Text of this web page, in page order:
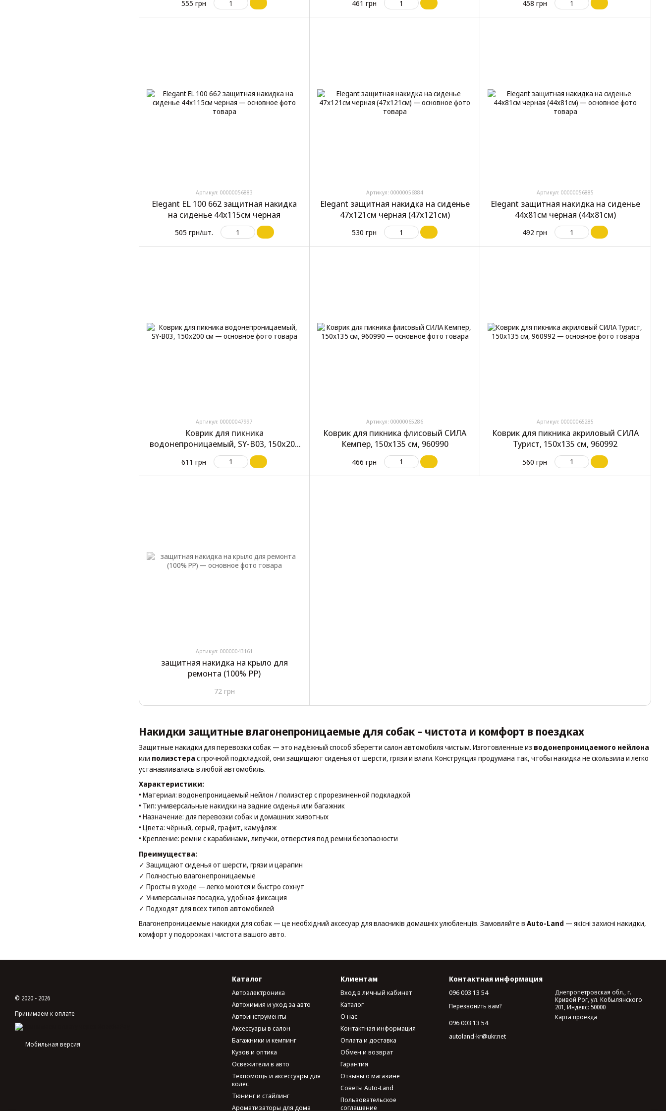
Накидки защитные влагонепроницаемые для собак – чистота и комфорт в поездках
Защитные накидки для перевозки собак — это надёжный способ зберегти салон автомобиля чистым. Изготовленные из водонепроницаемого нейлона
или полиэстера с прочной подкладкой, они защищают сиденья от шерсти, грязи и влаги. Конструкция продумана так, чтобы накидка не скользила и легко
устанавливалась в любой автомобиль.
Характеристики:
• Материал: водонепроницаемый нейлон / полиэстер с прорезиненной подкладкой
• Тип: универсальные накидки на задние сиденья или багажник
• Назначение: для перевозки собак и домашних животных
• Цвета: чёрный, серый, графит, камуфляж
• Крепление: ремни с карабинами, липучки, отверстия под ремни безопасности
Преимущества:
✓ Защищают сиденья от шерсти, грязи и царапин
✓ Полностью влагонепроницаемые
✓ Просты в уходе — легко моются и быстро сохнут
✓ Универсальная посадка, удобная фиксация
✓ Подходят для всех типов автомобилей
Влагонепроницаемые накидки для собак — це необхідний аксесуар для власників домашніх улюбленців. Замовляйте в Auto-Land — якісні захисні накидки,
комфорт у подорожах і чистота вашого авто.
555 грн 461 грн 458 грн
Артикул: 00000056883
Elegant EL 100 662 защитная накидка
на сиденье 44х115см черная
505 грн/шт.
Артикул: 00000056884
Elegant защитная накидка на сиденье
47х121см черная (47х121см)
530 грн
Артикул: 00000056885
Elegant защитная накидка на сиденье
44х81см черная (44х81см)
492 грн
Артикул: 00000047997
Коврик для пикника
водонепроницаемый, SY-B03, 150х200
см
611 грн
Артикул: 00000065286
Коврик для пикника флисовый СИЛА
Кемпер, 150х135 см, 960990
466 грн
Артикул: 00000065285
Коврик для пикника акриловый СИЛА
Турист, 150х135 см, 960992
560 грн
Артикул: 00000043161
защитная накидка на крыло для
ремонта (100% РР)
72 грн
© 2020 - 2026
Принимаем к оплате
Мобильная версия
Каталог
Автоэлектроника
Автохимия и уход за авто
Автоинструменты
Аксессуары в салон
Багажники и кемпинг
Кузов и оптика
Освежители в авто
Техпомощь и аксессуары для
колес
Тюнинг и стайлинг
Ароматизаторы для дома
Клиентам
Вход в личный кабинет
Каталог
О нас
Контактная информация
Оплата и доставка
Обмен и возврат
Гарантия
Отзывы о магазине
Советы Auto-Land
Пользовательское
соглашение
Контактная информация
096 003 13 54
Перезвонить вам?
096 003 13 54
autoland-kr@ukr.net
Днепропетровская обл., г.
Кривой Рог, ул. Кобылянского
201, Индекс: 50000
Карта проезда